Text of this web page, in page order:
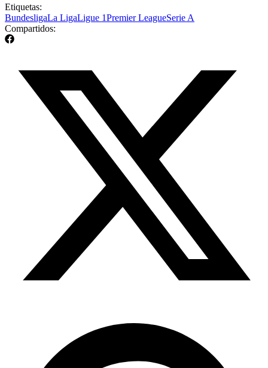
Etiquetas:
BundesligaLa LigaLigue 1Premier LeagueSerie A
Compartidos: